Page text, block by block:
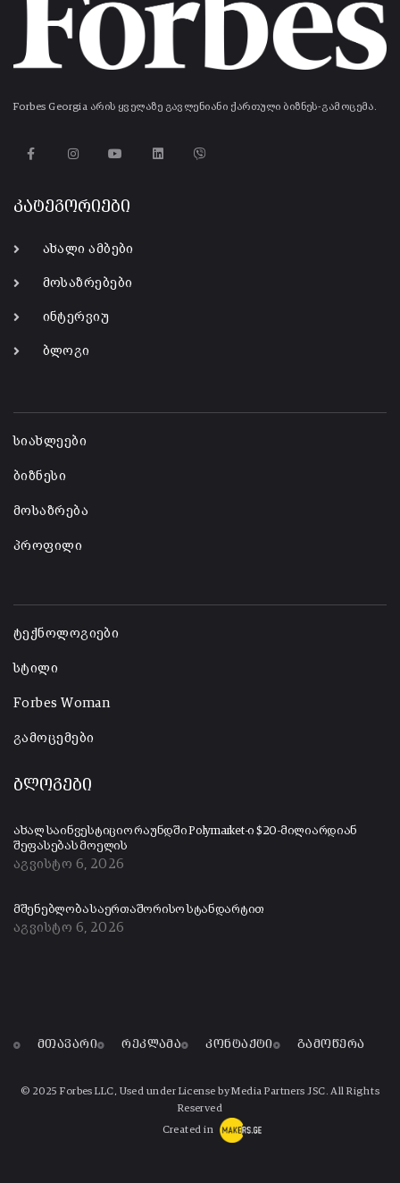
Forbes Georgia არის ყველაზე გავლენიანი ქართული ბიზნეს-გამოცემა.
კატეგორიები
ახალი ამბები
მოსაზრებები
ინტერვიუ
ბლოგი
სიახლეები
ბიზნესი
მოსაზრება
პროფილი
ტექნოლოგიები
სტილი
Forbes Woman
გამოცემები
ბლოგები
ახალ საინვესტიციო რაუნდში Polymarket-ი $20-მილიარდიან
შეფასებას მოელის
აგვისტო 6, 2026
მშენებლობა საერთაშორისო სტანდარტით
აგვისტო 6, 2026
მთავარი რეკლამა კონტაქტი გამოწერა
© 2025 Forbes LLC, Used under License by Media Partners JSC. All Rights
Reserved
Created in